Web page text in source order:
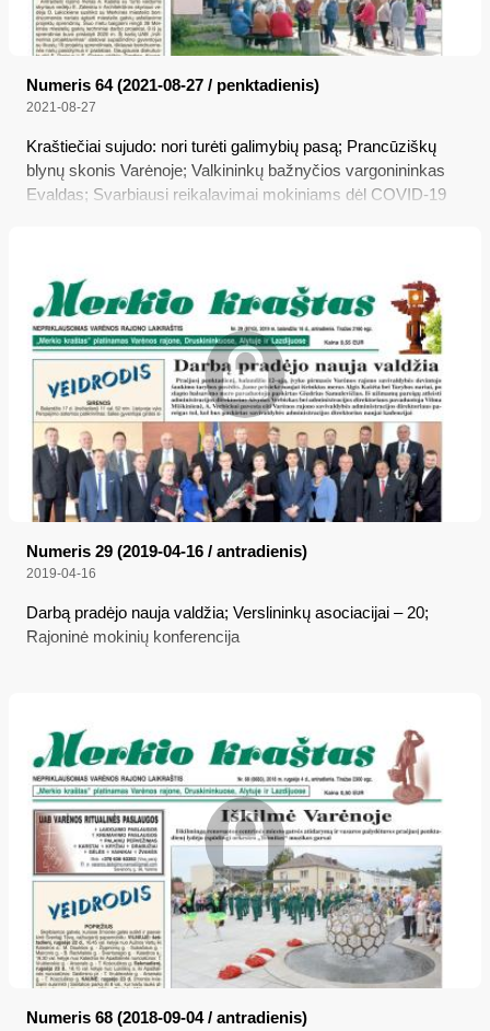
Numeris 64 (2021-08-27 / penktadienis)
2021-08-27
Kraštiečiai sujudo: nori turėti galimybių pasą; Prancūziškų
blynų skonis Varėnoje; Valkininkų bažnyčios vargonininkas
Evaldas; Svarbiausi reikalavimai mokiniams dėl COVID-19
Numeris 29 (2019-04-16 / antradienis)
2019-04-16
Darbą pradėjo nauja valdžia; Verslininkų asociacijai – 20;
Rajoninė mokinių konferencija
Numeris 68 (2018-09-04 / antradienis)